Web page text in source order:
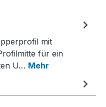
mit
für ein
U… Mehr